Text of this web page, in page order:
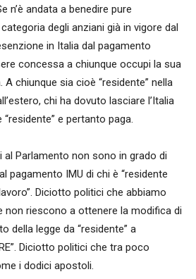
n’è andata a benedire pure
degli anziani già in vigore dal
in Italia dal pagamento
concessa a chiunque occupi la sua
chiunque sia cioè “residente” nella
chi ha dovuto lasciare l’Italia
e pertanto paga.
Parlamento non sono in grado di
pagamento IMU di chi è “residente
Diciotto politici che abbiamo
non riescono a ottenere la modifica di
della legge da “residente” a
Diciotto politici che tra poco
i dodici apostoli.